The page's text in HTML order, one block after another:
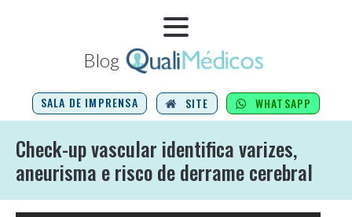
Blog
SALA DE IMPRENSA SITE WHATSAPP
Check-up vascular identifica varizes,
aneurisma e risco de derrame cerebral